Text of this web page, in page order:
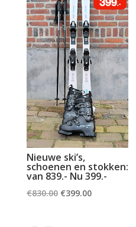
Nieuwe ski’s,
schoenen en stokken:
van 839.- Nu 399.-
€830.00 Oorspronkelijke
€399.00Huidige